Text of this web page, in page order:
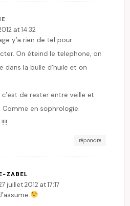
at 14:32
y’a rien de tel pour
On éteind le telephone, on
dans la bulle d’huile et on
c’est de rester entre veille et
Comme en sophrologie.
répondre
ZABEL
juillet 2012 at 17:17